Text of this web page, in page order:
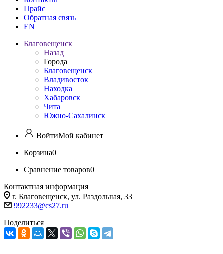
Прайс
Обратная связь
EN
Благовещенск
Назад
Города
Благовещенск
Владивосток
Находка
Хабаровск
Чита
Южно-Сахалинск
ВойтиМой кабинет
Корзина0
Сравнение товаров0
Контактная информация
г. Благовещенск, ул. Раздольная, 33
992233@cs27.ru
Поделиться